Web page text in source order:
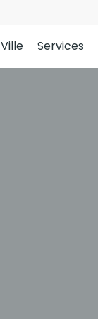
Ville Services